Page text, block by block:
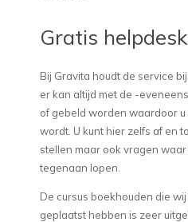
Gratis helpdesk
Bij Gravita houdt de service
er kan altijd met de -
of gebeld worden waardoor
wordt. U kunt hier zelfs af en
stellen maar ook vragen
tegenaan lopen.
De cursus boekhouden die
geplaatst hebben is zeer